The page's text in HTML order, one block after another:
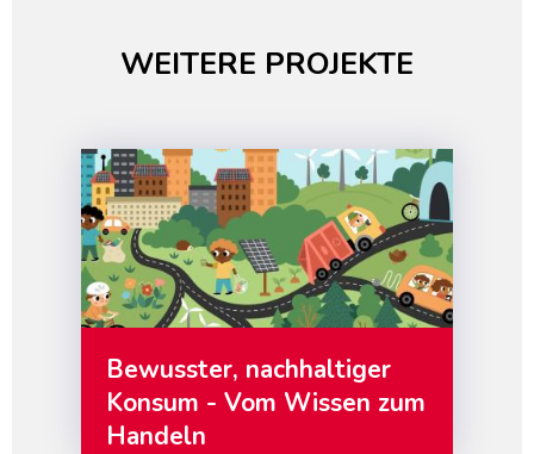
WEITERE PROJEKTE
Bewusster, nachhaltiger
Konsum - Vom Wissen zum
Handeln